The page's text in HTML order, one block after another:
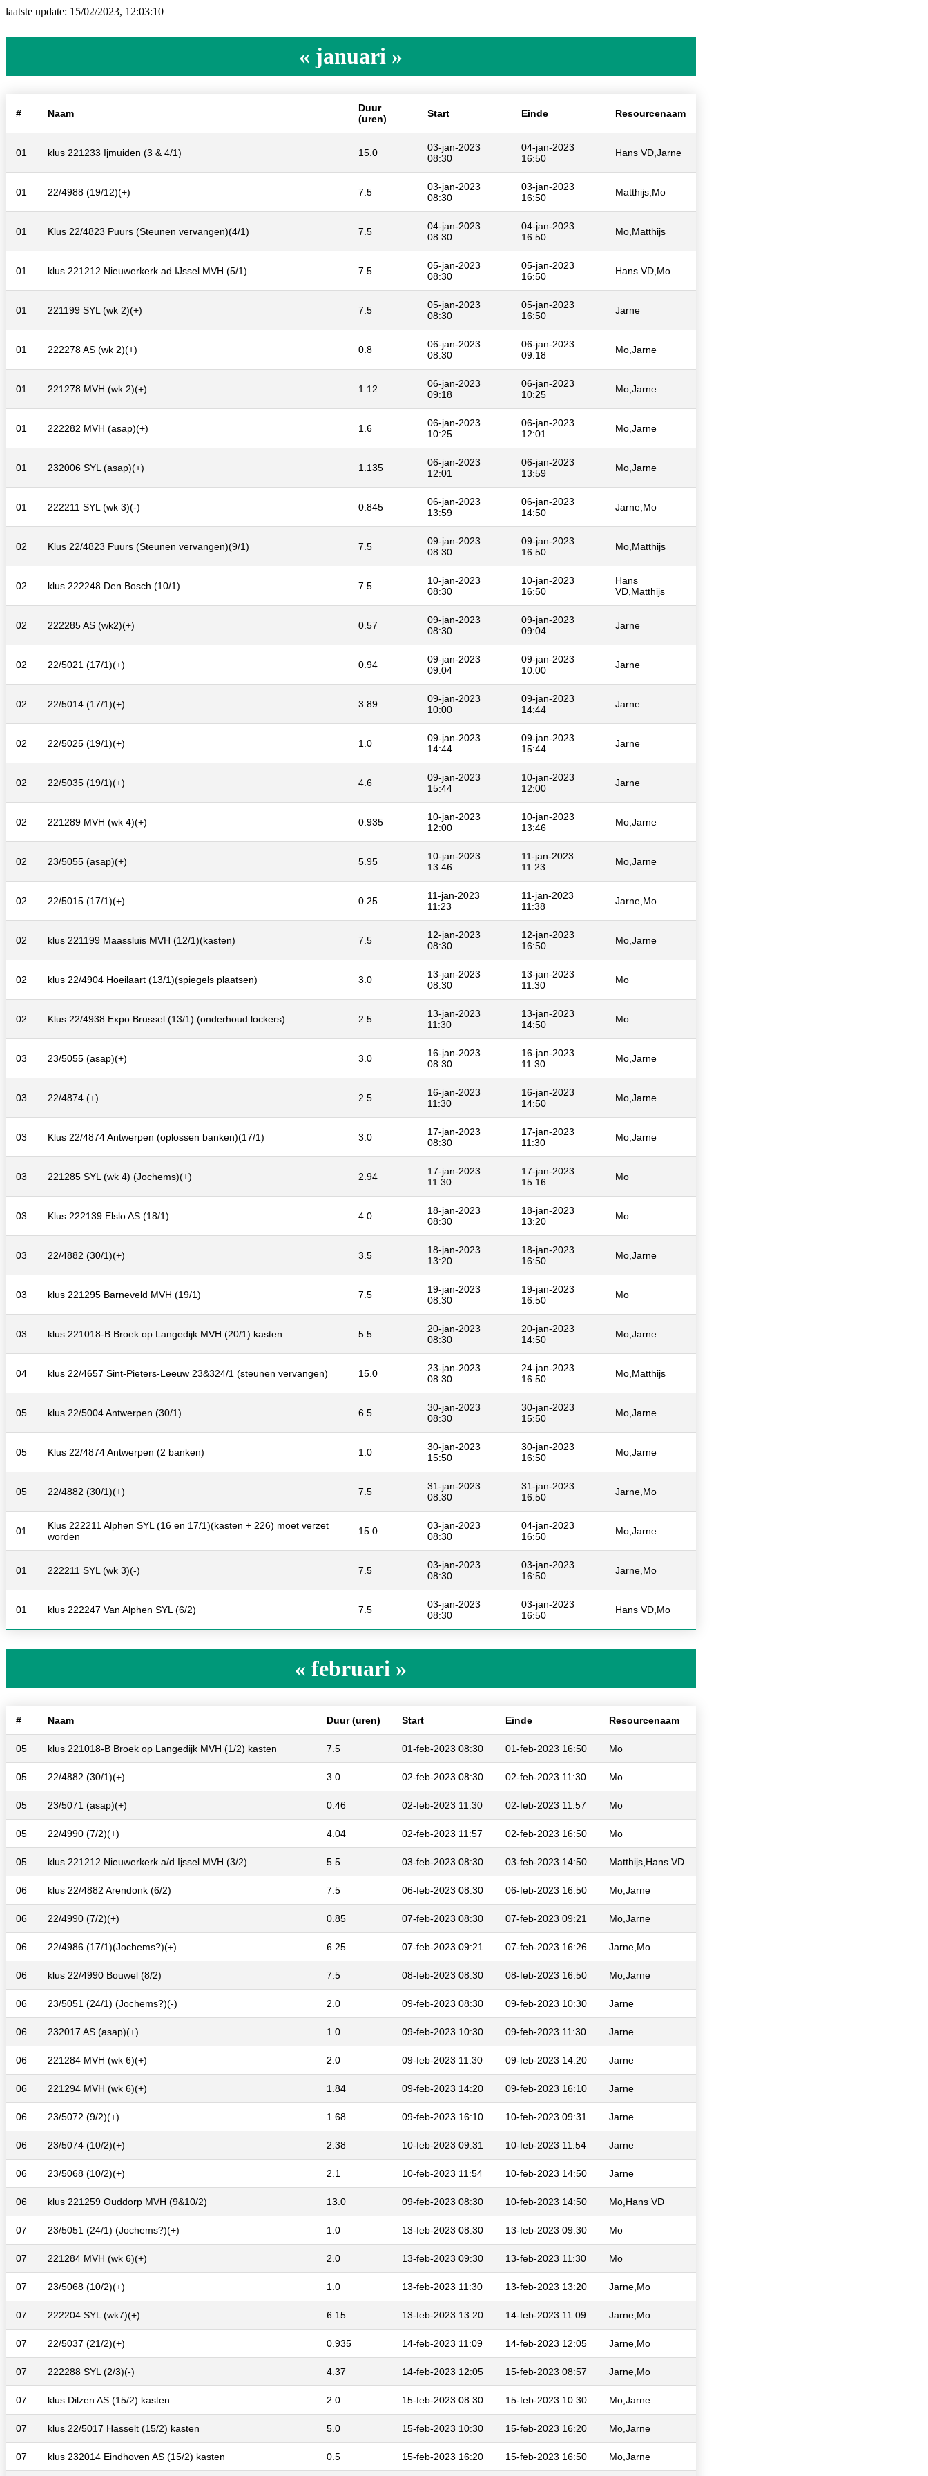
laatste update: 15/02/2023, 12:03:10
« januari »
# Naam
Duur
(uren)
Start Einde Resourcenaam
01 klus 221233 Ijmuiden (3 & 4/1) 15.0
03-jan-2023
08:30
04-jan-2023
16:50
Hans VD,Jarne
01 22/4988 (19/12)(+) 7.5
03-jan-2023
08:30
03-jan-2023
16:50
Matthijs,Mo
01 Klus 22/4823 Puurs (Steunen vervangen)(4/1) 7.5
04-jan-2023
08:30
04-jan-2023
16:50
Mo,Matthijs
01 klus 221212 Nieuwerkerk ad IJssel MVH (5/1) 7.5
05-jan-2023
08:30
05-jan-2023
16:50
Hans VD,Mo
01 221199 SYL (wk 2)(+) 7.5
05-jan-2023
08:30
05-jan-2023
16:50
Jarne
01 222278 AS (wk 2)(+) 0.8
06-jan-2023
08:30
06-jan-2023
09:18
Mo,Jarne
01 221278 MVH (wk 2)(+) 1.12
06-jan-2023
09:18
06-jan-2023
10:25
Mo,Jarne
01 222282 MVH (asap)(+) 1.6
06-jan-2023
10:25
06-jan-2023
12:01
Mo,Jarne
01 232006 SYL (asap)(+) 1.135
06-jan-2023
12:01
06-jan-2023
13:59
Mo,Jarne
01 222211 SYL (wk 3)(-) 0.845
06-jan-2023
13:59
06-jan-2023
14:50
Jarne,Mo
02 Klus 22/4823 Puurs (Steunen vervangen)(9/1) 7.5
09-jan-2023
08:30
09-jan-2023
16:50
Mo,Matthijs
02 klus 222248 Den Bosch (10/1) 7.5
10-jan-2023
08:30
10-jan-2023
16:50
Hans
VD,Matthijs
02 222285 AS (wk2)(+) 0.57
09-jan-2023
08:30
09-jan-2023
09:04
Jarne
02 22/5021 (17/1)(+) 0.94
09-jan-2023
09:04
09-jan-2023
10:00
Jarne
02 22/5014 (17/1)(+) 3.89
09-jan-2023
10:00
09-jan-2023
14:44
Jarne
02 22/5025 (19/1)(+) 1.0
09-jan-2023
14:44
09-jan-2023
15:44
Jarne
02 22/5035 (19/1)(+) 4.6
09-jan-2023
15:44
10-jan-2023
12:00
Jarne
02 221289 MVH (wk 4)(+) 0.935
10-jan-2023
12:00
10-jan-2023
13:46
Mo,Jarne
02 23/5055 (asap)(+) 5.95
10-jan-2023
13:46
11-jan-2023
11:23
Mo,Jarne
02 22/5015 (17/1)(+) 0.25
11-jan-2023
11:23
11-jan-2023
11:38
Jarne,Mo
02 klus 221199 Maassluis MVH (12/1)(kasten) 7.5
12-jan-2023
08:30
12-jan-2023
16:50
Mo,Jarne
02 klus 22/4904 Hoeilaart (13/1)(spiegels plaatsen) 3.0
13-jan-2023
08:30
13-jan-2023
11:30
Mo
02 Klus 22/4938 Expo Brussel (13/1) (onderhoud lockers) 2.5
13-jan-2023
11:30
13-jan-2023
14:50
Mo
03 23/5055 (asap)(+) 3.0
16-jan-2023
08:30
16-jan-2023
11:30
Mo,Jarne
03 22/4874 (+) 2.5
16-jan-2023
11:30
16-jan-2023
14:50
Mo,Jarne
03 Klus 22/4874 Antwerpen (oplossen banken)(17/1) 3.0
17-jan-2023
08:30
17-jan-2023
11:30
Mo,Jarne
03 221285 SYL (wk 4) (Jochems)(+) 2.94
17-jan-2023
11:30
17-jan-2023
15:16
Mo
03 Klus 222139 Elslo AS (18/1) 4.0
18-jan-2023
08:30
18-jan-2023
13:20
Mo
03 22/4882 (30/1)(+) 3.5
18-jan-2023
13:20
18-jan-2023
16:50
Mo,Jarne
03 klus 221295 Barneveld MVH (19/1) 7.5
19-jan-2023
08:30
19-jan-2023
16:50
Mo
03 klus 221018-B Broek op Langedijk MVH (20/1) kasten 5.5
20-jan-2023
08:30
20-jan-2023
14:50
Mo,Jarne
04 klus 22/4657 Sint-Pieters-Leeuw 23&324/1 (steunen vervangen) 15.0
23-jan-2023
08:30
24-jan-2023
16:50
Mo,Matthijs
05 klus 22/5004 Antwerpen (30/1) 6.5
30-jan-2023
08:30
30-jan-2023
15:50
Mo,Jarne
05 Klus 22/4874 Antwerpen (2 banken) 1.0
30-jan-2023
15:50
30-jan-2023
16:50
Mo,Jarne
05 22/4882 (30/1)(+) 7.5
31-jan-2023
08:30
31-jan-2023
16:50
Jarne,Mo
01
Klus 222211 Alphen SYL (16 en 17/1)(kasten + 226) moet verzet
worden
15.0
03-jan-2023
08:30
04-jan-2023
16:50
Mo,Jarne
01 222211 SYL (wk 3)(-) 7.5
03-jan-2023
08:30
03-jan-2023
16:50
Jarne,Mo
01 klus 222247 Van Alphen SYL (6/2) 7.5
03-jan-2023
08:30
03-jan-2023
16:50
Hans VD,Mo
« februari »
# Naam Duur (uren) Start Einde Resourcenaam
05 klus 221018-B Broek op Langedijk MVH (1/2) kasten 7.5 01-feb-2023 08:30 01-feb-2023 16:50 Mo
05 22/4882 (30/1)(+) 3.0 02-feb-2023 08:30 02-feb-2023 11:30 Mo
05 23/5071 (asap)(+) 0.46 02-feb-2023 11:30 02-feb-2023 11:57 Mo
05 22/4990 (7/2)(+) 4.04 02-feb-2023 11:57 02-feb-2023 16:50 Mo
05 klus 221212 Nieuwerkerk a/d Ijssel MVH (3/2) 5.5 03-feb-2023 08:30 03-feb-2023 14:50 Matthijs,Hans VD
06 klus 22/4882 Arendonk (6/2) 7.5 06-feb-2023 08:30 06-feb-2023 16:50 Mo,Jarne
06 22/4990 (7/2)(+) 0.85 07-feb-2023 08:30 07-feb-2023 09:21 Mo,Jarne
06 22/4986 (17/1)(Jochems?)(+) 6.25 07-feb-2023 09:21 07-feb-2023 16:26 Jarne,Mo
06 klus 22/4990 Bouwel (8/2) 7.5 08-feb-2023 08:30 08-feb-2023 16:50 Mo,Jarne
06 23/5051 (24/1) (Jochems?)(-) 2.0 09-feb-2023 08:30 09-feb-2023 10:30 Jarne
06 232017 AS (asap)(+) 1.0 09-feb-2023 10:30 09-feb-2023 11:30 Jarne
06 221284 MVH (wk 6)(+) 2.0 09-feb-2023 11:30 09-feb-2023 14:20 Jarne
06 221294 MVH (wk 6)(+) 1.84 09-feb-2023 14:20 09-feb-2023 16:10 Jarne
06 23/5072 (9/2)(+) 1.68 09-feb-2023 16:10 10-feb-2023 09:31 Jarne
06 23/5074 (10/2)(+) 2.38 10-feb-2023 09:31 10-feb-2023 11:54 Jarne
06 23/5068 (10/2)(+) 2.1 10-feb-2023 11:54 10-feb-2023 14:50 Jarne
06 klus 221259 Ouddorp MVH (9&10/2) 13.0 09-feb-2023 08:30 10-feb-2023 14:50 Mo,Hans VD
07 23/5051 (24/1) (Jochems?)(+) 1.0 13-feb-2023 08:30 13-feb-2023 09:30 Mo
07 221284 MVH (wk 6)(+) 2.0 13-feb-2023 09:30 13-feb-2023 11:30 Mo
07 23/5068 (10/2)(+) 1.0 13-feb-2023 11:30 13-feb-2023 13:20 Jarne,Mo
07 222204 SYL (wk7)(+) 6.15 13-feb-2023 13:20 14-feb-2023 11:09 Jarne,Mo
07 22/5037 (21/2)(+) 0.935 14-feb-2023 11:09 14-feb-2023 12:05 Jarne,Mo
07 222288 SYL (2/3)(-) 4.37 14-feb-2023 12:05 15-feb-2023 08:57 Jarne,Mo
07 klus Dilzen AS (15/2) kasten 2.0 15-feb-2023 08:30 15-feb-2023 10:30 Mo,Jarne
07 klus 22/5017 Hasselt (15/2) kasten 5.0 15-feb-2023 10:30 15-feb-2023 16:20 Mo,Jarne
07 klus 232014 Eindhoven AS (15/2) kasten 0.5 15-feb-2023 16:20 15-feb-2023 16:50 Mo,Jarne